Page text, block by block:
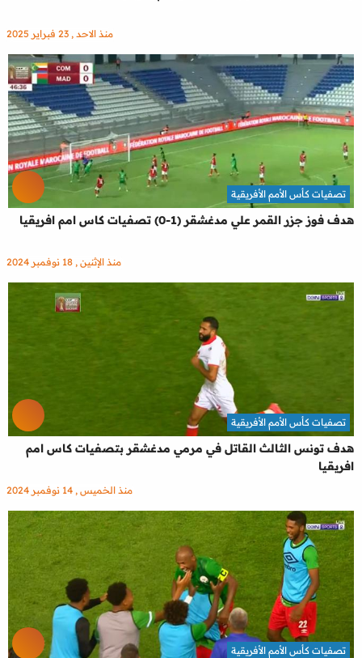
منذ الاحد , 23 فبراير 2025
هدف فوز جزر القمر علي مدغشقر (1-0) تصفيات كاس امم افريقيا
تصفيات كأس الأمم الأفريقية
منذ الإثنين , 18 نوفمبر 2024
هدف تونس الثالث القاتل في مرمي مدغشقر بتصفيات كاس امم
افريقيا
تصفيات كأس الأمم الأفريقية
منذ الخميس , 14 نوفمبر 2024
تصفيات كأس الأمم الأفريقية